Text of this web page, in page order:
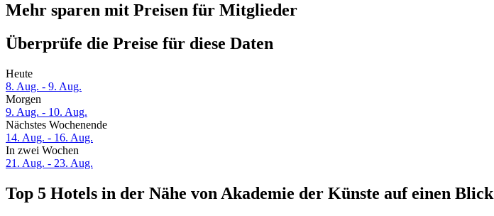
Mehr sparen mit Preisen für Mitglieder
Überprüfe die Preise für diese Daten
Heute
8. Aug. - 9. Aug.
Morgen
9. Aug. - 10. Aug.
Nächstes Wochenende
14. Aug. - 16. Aug.
In zwei Wochen
21. Aug. - 23. Aug.
Top 5 Hotels in der Nähe von Akademie der Künste auf einen Blick